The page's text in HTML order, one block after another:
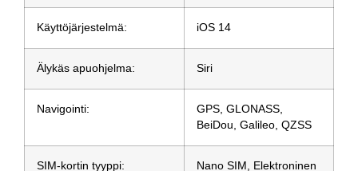
Käyttöjärjestelmä: iOS 14
Älykäs apuohjelma: Siri
Navigointi:
GPS, GLONASS,
BeiDou, Galileo, QZSS
SIM-kortin tyyppi:
Nano SIM, Elektroninen